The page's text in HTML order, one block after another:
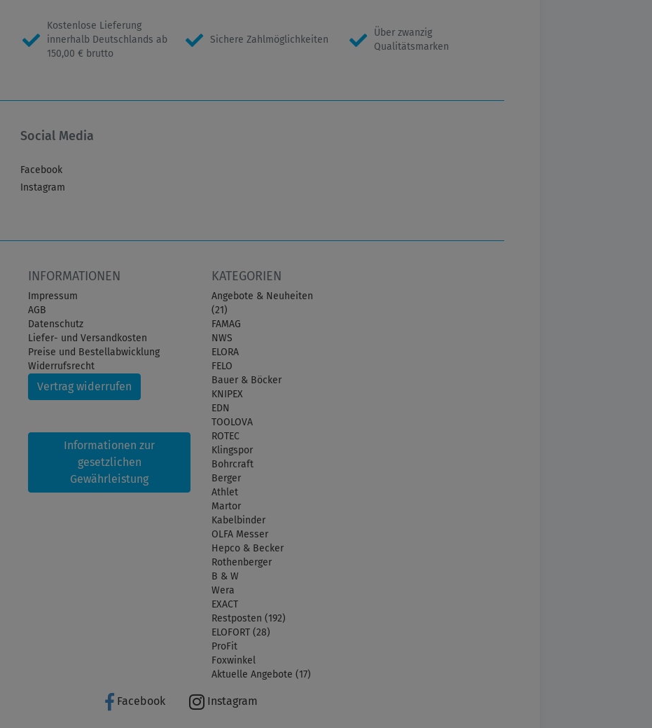
Kostenlose Lieferung
innerhalb Deutschlands ab
150,00 € brutto
Sichere Zahlmöglichkeiten
Über zwanzig
Qualitätsmarken
Social Media
Facebook
Instagram
INFORMATIONEN
Impressum
AGB
Datenschutz
Liefer- und Versandkosten
Preise und Bestellabwicklung
Widerrufsrecht
Vertrag widerrufen
Informationen zur
gesetzlichen
Gewährleistung
KATEGORIEN
Angebote & Neuheiten
(21)
FAMAG
NWS
ELORA
FELO
Bauer & Böcker
KNIPEX
EDN
TOOLOVA
ROTEC
Klingspor
Bohrcraft
Berger
Athlet
Martor
Kabelbinder
OLFA Messer
Hepco & Becker
Rothenberger
B & W
Wera
EXACT
Restposten (192)
ELOFORT (28)
ProFit
Foxwinkel
Aktuelle Angebote (17)
Facebook Instagram